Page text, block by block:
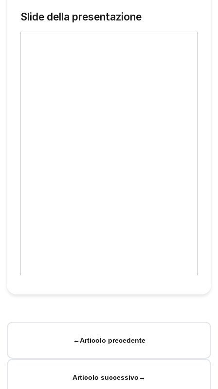
Slide della presentazione
←Articolo precedente
Articolo successivo→